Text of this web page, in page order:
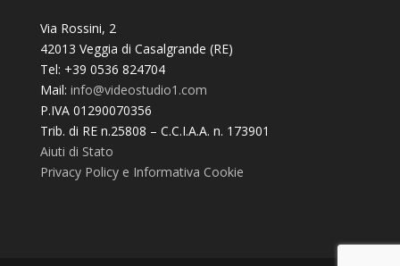
Via Rossini, 2
42013 Veggia di Casalgrande (RE)
Tel: +39 0536 824704
Mail: info@videostudio1.com
P.IVA 01290070356
Trib. di RE n.25808 – C.C.I.A.A. n. 173901
Aiuti di Stato
Privacy Policy e Informativa Cookie